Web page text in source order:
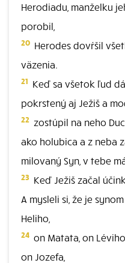
Herodiadu, manželku
porobil,
20 Herodes dovŕšil
väzenia.
21 Keď sa všetok ľud
pokrstený aj Ježiš a
22 zostúpil na neho
ako holubica a z neba
milovaný Syn, v tebe
23 Keď Ježiš začal
A mysleli si, že je
Heliho,
24 on Matata, on
on Jozefa,